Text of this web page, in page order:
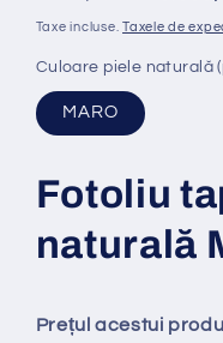
obișnuit
redus
Taxe incluse.Taxele de
Culoare piele naturală
MARO
Fotoliu
naturală
Prețul acestui